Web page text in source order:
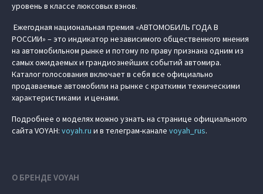
уровень в классе люксовых вэнов.
Ежегодная национальная премия «АВТОМОБИЛЬ ГОДА В
РОССИИ» – это индикатор независимого общественного мнения
на автомобильном рынке и потому по праву признана одним из
самых ожидаемых и грандиознейших событий автомира.
Каталог голосования включает в себя все официально
продаваемые автомобили на рынке с краткими техническими
характеристиками и ценами.
Подробнее о моделях можно узнать на странице официального
сайта VOYAH: voyah.ru и в телеграм-канале voyah_rus.
О БРЕНДЕ VOYAH